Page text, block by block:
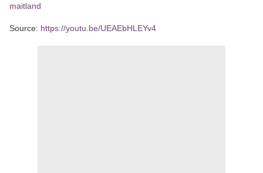
maitland
Source: https://youtu.be/UEAEbHLEYv4